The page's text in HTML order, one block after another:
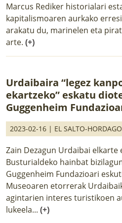
Marcus Rediker historialari
kapitalismoaren aurkako
arakatu du, marinelen eta
arte. (+)
Urdaibaira “legez
ekartzeko” eskatu
Guggenheim
2023-02-16 | EL SALTO-HORDAGO
Zain Dezagun Urdaibai elkarte
Busturialdeko hainbat
Guggenheim Fundazioari
Museoaren etorrerak
agintarien interes turistikoen
lukeela... (+)